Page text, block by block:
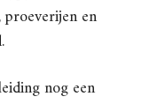
en
nog een